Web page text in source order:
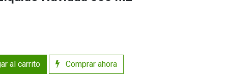
al carrito Comprar ahora